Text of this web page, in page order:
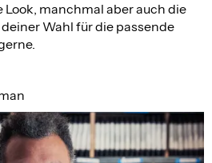
Look, manchmal aber auch die
Wahl für die passende